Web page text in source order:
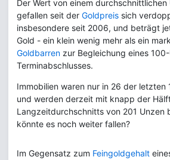
Der Wert von einem durchschnittlichen
gefallen seit der Goldpreis sich
insbesondere seit 2006, und beträgt
Gold - ein klein wenig mehr als ein
Goldbarren zur Begleichung eines
Terminabschlusses.
Immobilien waren nur in 26 der letzten
und werden derzeit mit knapp der
Langzeitdurchschnitts von 201 Unzen
könnte es noch weiter fallen?
Im Gegensatz zum Feingoldgehalt